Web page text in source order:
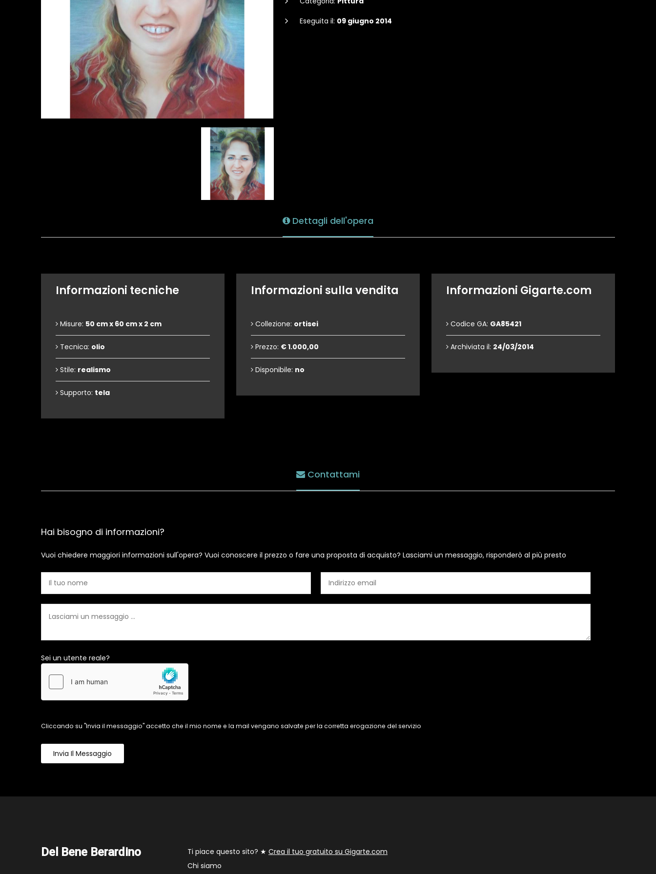
Eseguita il: 09 giugno 2014
Dettagli dell'opera
Informazioni tecniche
Misure: 50 cm x 60 cm x 2 cm
Tecnica: olio
Stile: realismo
Supporto: tela
Informazioni sulla vendita
Collezione: ortisei
Prezzo: € 1.000,00
Disponibile: no
Informazioni Gigarte.com
Codice GA: GA85421
Archiviata il: 24/03/2014
Contattami
Hai bisogno di informazioni?
Vuoi chiedere maggiori informazioni sull'opera? Vuoi conoscere il prezzo o fare una proposta di acquisto? Lasciami un messaggio, risponderò al più presto
Sei un utente reale?
Cliccando su "Invia il messaggio" accetto che il mio nome e la mail vengano salvate per la corretta erogazione del servizio
Invia Il Messaggio
Del Bene Berardino Ti piace questo sito? ★ Crea il tuo gratuito su Gigarte.com
Chi siamo